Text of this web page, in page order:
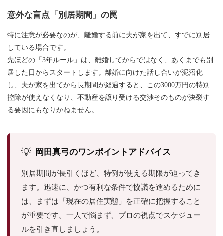
意外な盲点「別居期間」の罠
特に注意が必要なのが、離婚する前に夫が家を出て、すでに別居
している場合です。
先ほどの「3年ルール」は、離婚してからではなく、あくまでも別
居した日からスタートします。離婚に向けた話し合いが泥沼化
し、夫が家を出てから長期間が経過すると、この3000万円の特別
控除が使えなくなり、不動産を譲り受ける交渉そのものが決裂す
る要因にもなりかねません。
💡 岡田真弓のワンポイントアドバイス
別居期間が長引くほど、特例が使える期限が迫ってき
ます。迅速に、かつ有利な条件で協議を進めるために
は、まずは「現在の居住実態」を正確に把握すること
が重要です。一人で悩まず、プロの視点でスケジュー
ルを引き直しましょう。